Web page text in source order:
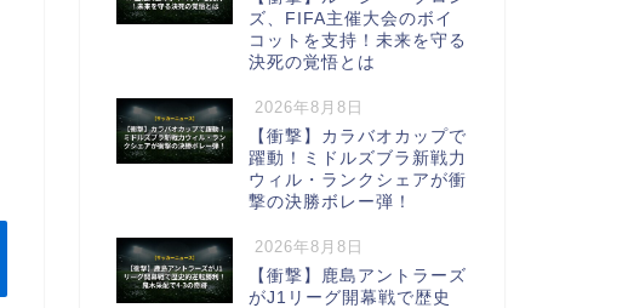
ズ、FIFA主催大会のボイ
コットを支持！未来を守る
決死の覚悟とは
2026年8月8日
【衝撃】カラバオカップで
躍動！ミドルズブラ新戦力
ウィル・ランクシェアが衝
撃の決勝ボレー弾！
2026年8月8日
【衝撃】鹿島アントラーズ
がJ1リーグ開幕戦で歴史